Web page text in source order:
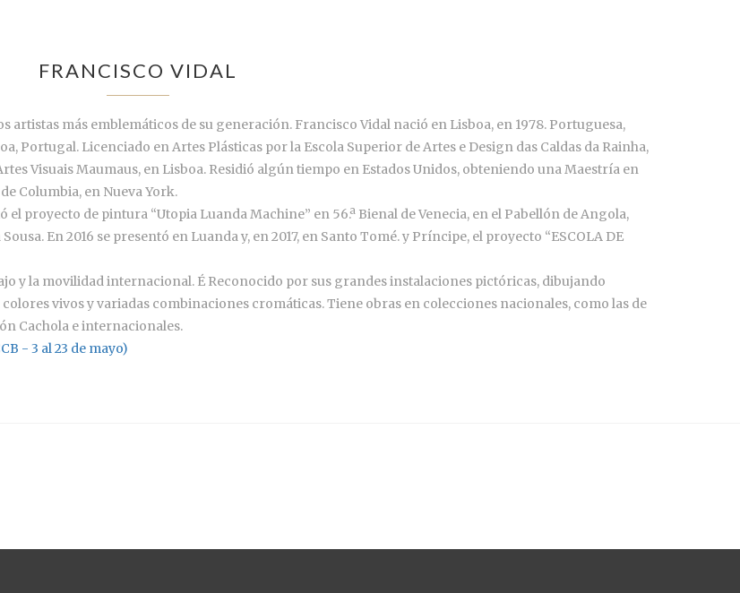
FRANCISCO VIDAL
más emblemáticos de su generación. Francisco Vidal nació en Lisboa, en 1978. Portuguesa,
Portugal. Licenciado en Artes Plásticas por la Escola Superior de Artes e Design das Caldas da Rainha,
Visuais Maumaus, en Lisboa. Residió algún tiempo en Estados Unidos, obteniendo una Maestría en
Columbia, en Nueva York.
proyecto de pintura “Utopia Luanda Machine” en 56.ª Bienal de Venecia, en el Pabellón de Angola,
En 2016 se presentó en Luanda y, en 2017, en Santo Tomé. y Príncipe, el proyecto “ESCOLA DE
y la movilidad internacional. É Reconocido por sus grandes instalaciones pictóricas, dibujando
vivos y variadas combinaciones cromáticas. Tiene obras en colecciones nacionales, como las de
Cachola e internacionales.
- 3 al 23 de mayo)